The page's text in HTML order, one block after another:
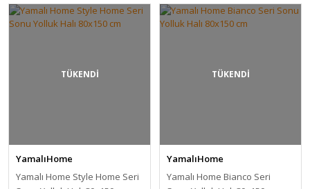
TÜKENDİ
YamalıHome
Yamalı Home Style Home Seri
TÜKENDİ
YamalıHome
Yamalı Home Bianco Seri